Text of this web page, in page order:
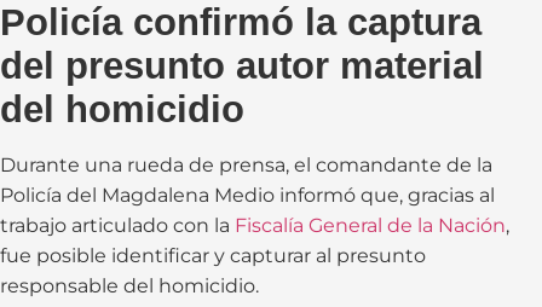
Policía confirmó la captura
del presunto autor material
del homicidio
Durante una rueda de prensa, el comandante de la
Policía del Magdalena Medio informó que, gracias al
trabajo articulado con la Fiscalía General de la Nación,
fue posible identificar y capturar al presunto
responsable del homicidio.